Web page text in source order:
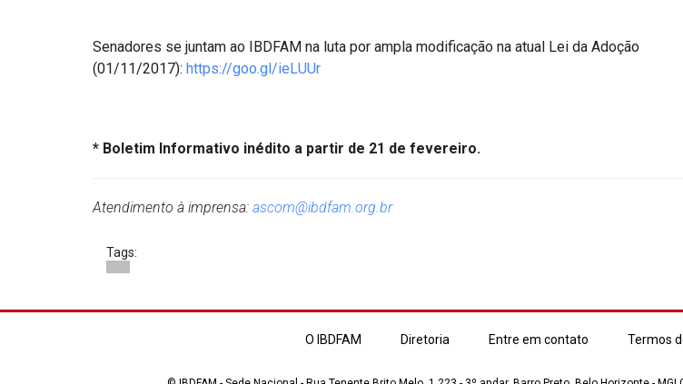
Senadores se juntam ao IBDFAM na luta por ampla modificação na atual Lei da Adoção
(01/11/2017): https://goo.gl/ieLUUr
* Boletim Informativo inédito a partir de 21 de fevereiro.
Atendimento à imprensa: ascom@ibdfam.org.br
Tags:
O IBDFAM Diretoria Entre em contato Termos